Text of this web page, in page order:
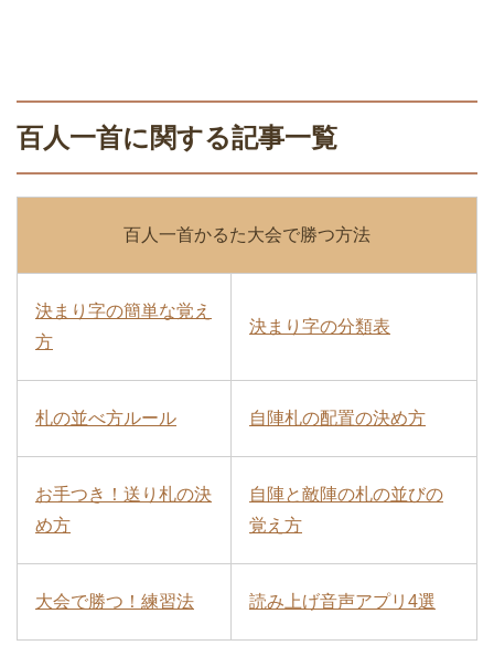
百人一首に関する記事一覧
百人一首かるた大会で勝つ方法
決まり字の簡単な覚え
方
決まり字の分類表
札の並べ方ルール 自陣札の配置の決め方
お手つき！送り札の決
め方
自陣と敵陣の札の並びの
覚え方
大会で勝つ！練習法 読み上げ音声アプリ4選